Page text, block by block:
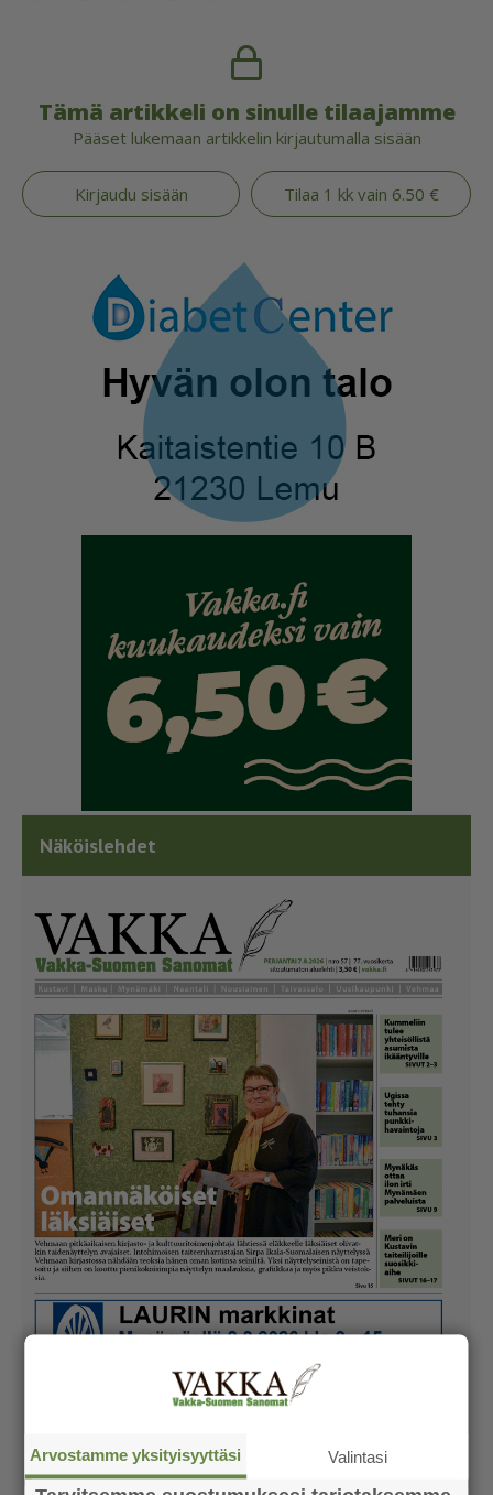
Tämä artikkeli on sinulle tilaajamme
Pääset lukemaan artikkelin kirjautumalla sisään
Kirjaudu sisään Tilaa 1 kk vain 6.50 €
Näköislehdet
Arvostamme yksityisyyttäsi Valintasi